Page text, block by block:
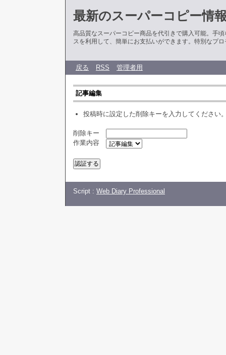
最新のスーパーコピー情
高品質なスーパーコピー商品を代引きで購入可能。手
スを利用して、簡単にお支払いができます。特別なプ
戻る RSS 管理者用
記事編集
投稿時に設定した削除キーを入力してください
削除キー
作業内容
Script : Web Diary Professional